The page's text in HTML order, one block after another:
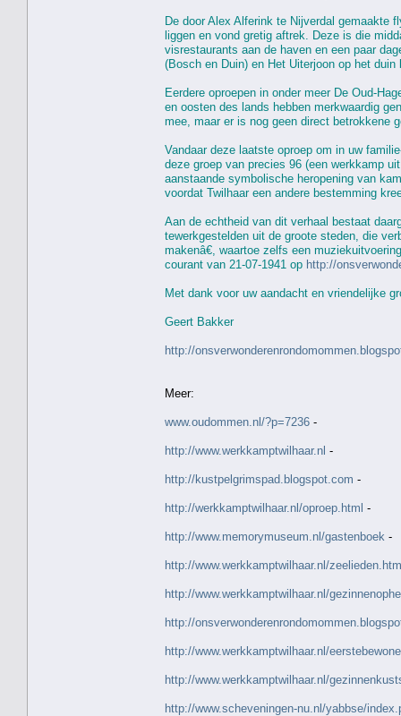
De door Alex Alferink te Nijverdal gemaakte
liggen en vond gretig aftrek. Deze is die
visrestaurants aan de haven en een paar
(Bosch en Duin) en Het Uiterjoon op het duin
Eerdere oproepen in onder meer De Oud-
en oosten des lands hebben merkwaardig
mee, maar er is nog geen direct betrokkene
Vandaar deze laatste oproep om in uw
deze groep van precies 96 (een werkkamp
aanstaande symbolische heropening van
voordat Twilhaar een andere bestemming
Aan de echtheid van dit verhaal bestaat
tewerkgestelden uit de groote steden, die
makenâ€, waartoe zelfs een
courant van 21-07-1941 op http://
Met dank voor uw aandacht en vriendelijke
Geert Bakker
http://
Meer:
www.oudommen.nl/?p=7236 -
http://www.werkkamptwilhaar.nl -
http://kustpelgrimspad.blogspot.com -
http://werkkamptwilhaar.nl/oproep.html -
http://www.memorymuseum.nl/gastenboek -
http://www.werkkamptwilhaar.nl/
http://www.werkkamptwilhaar.nl/
http://
http://www.werkkamptwilhaar.nl/
http://www.werkkamptwilhaar.nl/
http://www.scheveningen-nu.nl/yabbse/